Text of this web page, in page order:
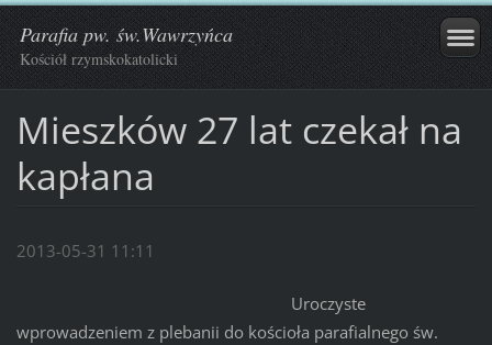
Parafia pw. św.Wawrzyńca
Kościół rzymskokatolicki
Mieszków 27 lat czekał na
kapłana
2013-05-31 11:11
Uroczyste
wprowadzeniem z plebanii do kościoła parafialnego św.